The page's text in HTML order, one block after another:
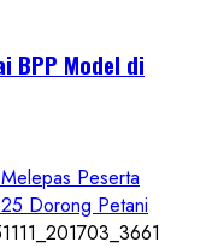
BPP Model di
Peserta
Dorong Petani